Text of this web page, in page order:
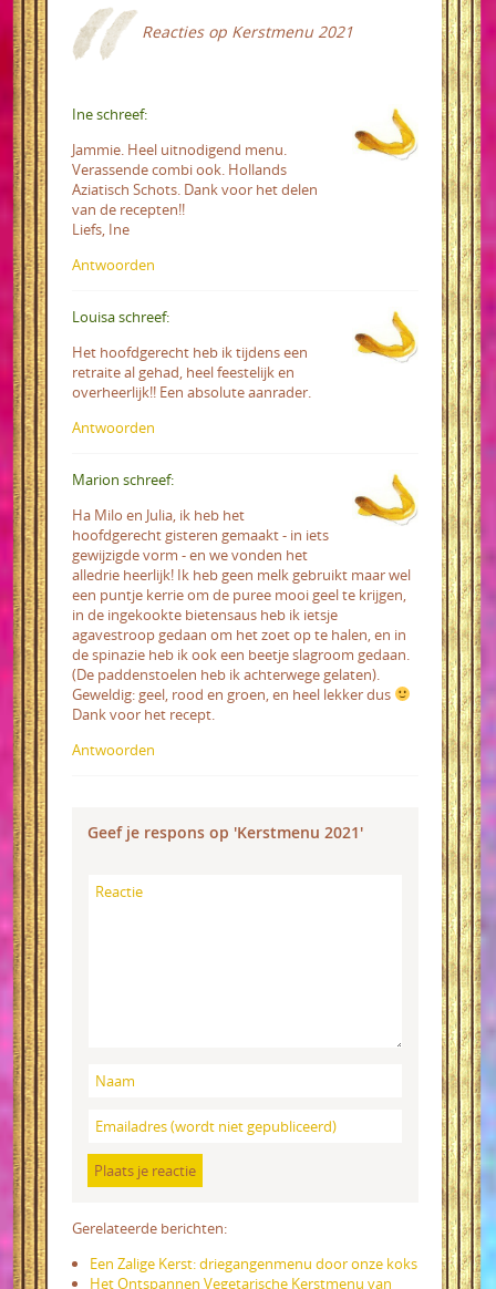
Reacties op Kerstmenu 2021
Ine schreef:
Jammie. Heel uitnodigend menu.
Verassende combi ook. Hollands
Aziatisch Schots. Dank voor het delen
van de recepten!!
Liefs, Ine
Antwoorden
Louisa schreef:
Het hoofdgerecht heb ik tijdens een
retraite al gehad, heel feestelijk en
overheerlijk!! Een absolute aanrader.
Antwoorden
Marion schreef:
Ha Milo en Julia, ik heb het
hoofdgerecht gisteren gemaakt - in iets
gewijzigde vorm - en we vonden het
alledrie heerlijk! Ik heb geen melk gebruikt maar wel
een puntje kerrie om de puree mooi geel te krijgen,
in de ingekookte bietensaus heb ik ietsje
agavestroop gedaan om het zoet op te halen, en in
de spinazie heb ik ook een beetje slagroom gedaan.
(De paddenstoelen heb ik achterwege gelaten).
Geweldig: geel, rood en groen, en heel lekker dus
Dank voor het recept.
Antwoorden
Geef je respons op 'Kerstmenu 2021'
Gerelateerde berichten:
Een Zalige Kerst: driegangenmenu door onze koks
Het Ontspannen Vegetarische Kerstmenu van